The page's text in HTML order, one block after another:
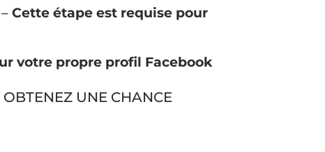
–Cette étape est requise pour
votre propre profil Facebook
UNE CHANCE